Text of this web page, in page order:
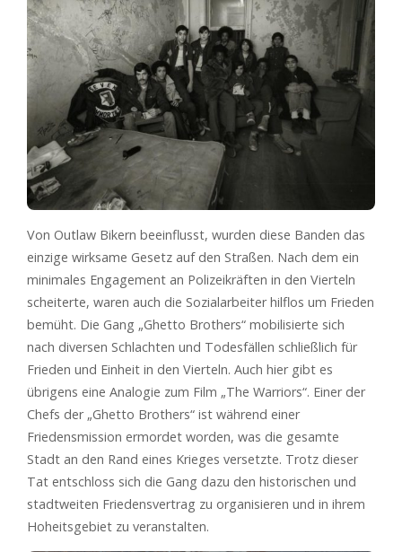
Von Outlaw Bikern beeinflusst, wurden diese Banden das
einzige wirksame Gesetz auf den Straßen. Nach dem ein
minimales Engagement an Polizeikräften in den Vierteln
scheiterte, waren auch die Sozialarbeiter hilflos um Frieden
bemüht. Die Gang „Ghetto Brothers“ mobilisierte sich
nach diversen Schlachten und Todesfällen schließlich für
Frieden und Einheit in den Vierteln. Auch hier gibt es
übrigens eine Analogie zum Film „The Warriors“. Einer der
Chefs der „Ghetto Brothers“ ist während einer
Friedensmission ermordet worden, was die gesamte
Stadt an den Rand eines Krieges versetzte. Trotz dieser
Tat entschloss sich die Gang dazu den historischen und
stadtweiten Friedensvertrag zu organisieren und in ihrem
Hoheitsgebiet zu veranstalten.